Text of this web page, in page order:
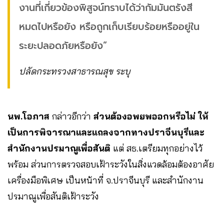
งานที่เกี่ยวข้องพิสูจน์ทราบได้ว่ากัมมันตรังสี
หมดไปหรือยัง หรือถูกเก็บเรียบร้อยหรืออยู่ใน
ระยะปลอดภัยหรือยัง”
ปลัดกระทรวงสาธารณสุข ระบุ
นพ.โอภาส กล่าวอีกว่า ส่วนต้องอพยพออกหรือไม่ ให้
เป็นการพิจารณาและแถลงจากทางปราจีนบุรีและ
สำนักงานปรมาณูเพื่อสันติ แต่ สธ.เตรียมทุกอย่างไว้
พร้อม ส่วนการตรวจสอบเฝ้าระวังในสิ่งแวดล้อมต้องอาศัย
เครื่องมือพิเศษ เป็นหน้าที่ จ.ปราจีนบุรี และสำนักงาน
ปรมาณูเพื่อสันติเฝ้าระวัง